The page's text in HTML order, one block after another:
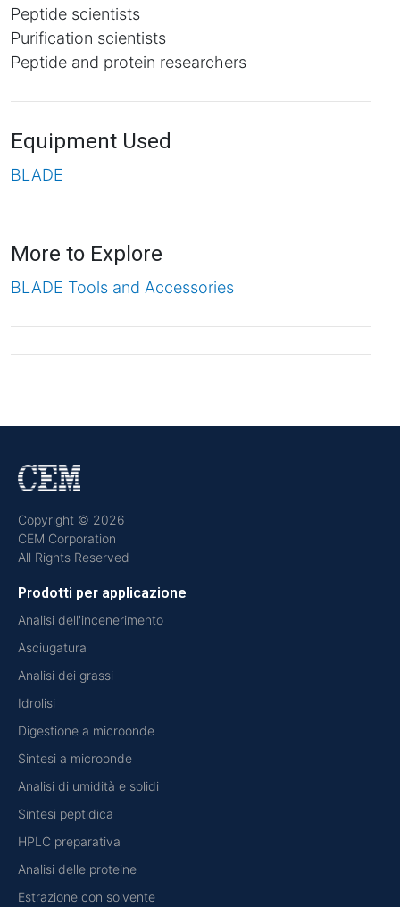
Peptide scientists
Purification scientists
Peptide and protein researchers
Equipment Used
BLADE
More to Explore
BLADE Tools and Accessories
Copyright © 2026
CEM Corporation
All Rights Reserved
Prodotti per applicazione
Analisi dell'incenerimento
Asciugatura
Analisi dei grassi
Idrolisi
Digestione a microonde
Sintesi a microonde
Analisi di umidità e solidi
Sintesi peptidica
HPLC preparativa
Analisi delle proteine
Estrazione con solvente